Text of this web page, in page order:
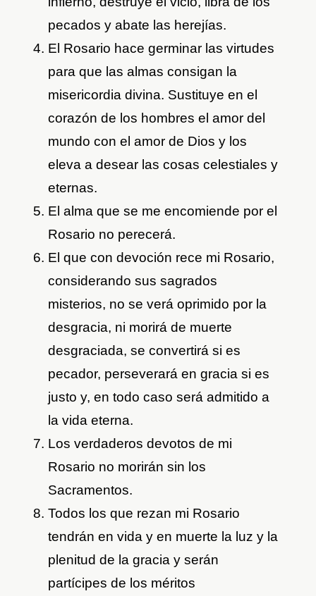
pecados y abate las herejías.
El Rosario hace germinar las virtudes
para que las almas consigan la
misericordia divina. Sustituye en el
corazón de los hombres el amor del
mundo con el amor de Dios y los
eleva a desear las cosas celestiales y
eternas.
El alma que se me encomiende por el
Rosario no perecerá.
El que con devoción rece mi Rosario,
considerando sus sagrados
misterios, no se verá oprimido por la
desgracia, ni morirá de muerte
desgraciada, se convertirá si es
pecador, perseverará en gracia si es
justo y, en todo caso será admitido a
la vida eterna.
Los verdaderos devotos de mi
Rosario no morirán sin los
Sacramentos.
Todos los que rezan mi Rosario
tendrán en vida y en muerte la luz y la
plenitud de la gracia y serán
partícipes de los méritos